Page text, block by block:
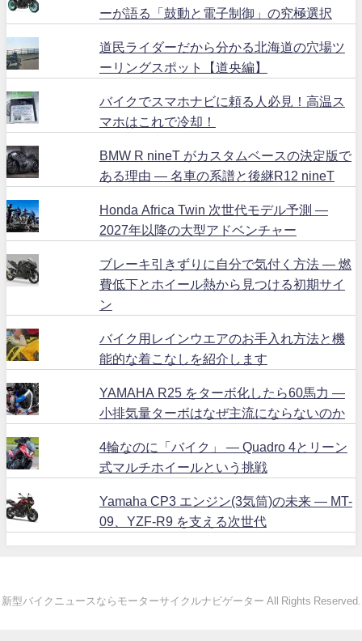
ーが語る「鼓動と電子制御」の究極選択
道民ライダーだから分かる北海道の穴場ツ
ーリングスポット【道央編】
バイクでスマホナビに頼る人必見！高温ス
マホはこれで冷却！
BMW R nineT がカスタムベースの決定版で
ある理由 ― 名車の系譜と後継R12 nineT
Honda Africa Twin 次世代モデル予測 ―
2027年以降の大型アドベンチャー
ブレーキ引きずりに自分で気付く方法 ― 燃
費低下とホイール熱から見つける初期サイ
ン
バイク用レインウエアのお手入れ方法と機
能的な着こなしを紹介します
YAMAHA R25 をターボ化したら60馬力 ―
小排気量ターボはなぜ主流にならないのか
4輪なのに「バイク」 ― Quadro 4とリーン
式マルチホイールという挑戦
Yamaha CP3 エンジン(3気筒)の未来 ― MT-
09、YZF-R9 を支える次世代
新型バイクニュースならモーターサイクルナビゲーター All Rights Reserved.